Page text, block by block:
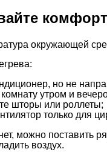
окружающей
но не
утром и
шторы или роллеты;
только для
можно поставить
воздух.